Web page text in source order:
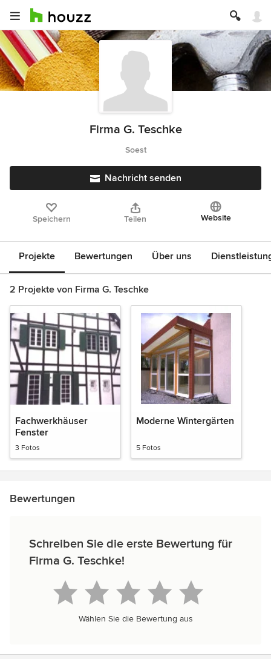
Firma G. Teschke
Soest
Nachricht senden
Speichern Teilen Website
Projekte Bewertungen Über uns
2 Projekte von Firma G. Teschke
Fachwerkhäuser
Fenster
3 Fotos
Moderne Wintergärten
5 Fotos
Bewertungen
Schreiben Sie die erste Bewertung für
Firma G. Teschke!
Wählen Sie die Bewertung aus